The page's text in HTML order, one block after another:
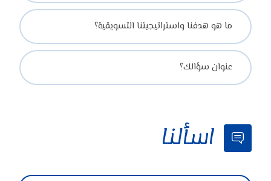
ما هو هدفنا واستراتيجيتنا التسويقية؟
عنوان سؤالك؟
اسألنا